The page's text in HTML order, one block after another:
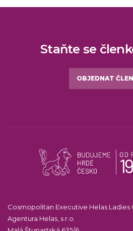
Staňte se
OBJEDNAT
Cosmopolitan Executive Helas Ladies
Agentura Helas, s.r.o.